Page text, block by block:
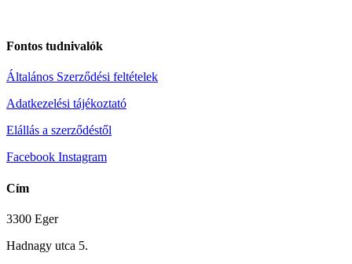
Fontos tudnivalók
Általános Szerződési feltételek
Adatkezelési tájékoztató
Elállás a szerződéstől
Facebook Instagram
Cím
3300 Eger
Hadnagy utca 5.